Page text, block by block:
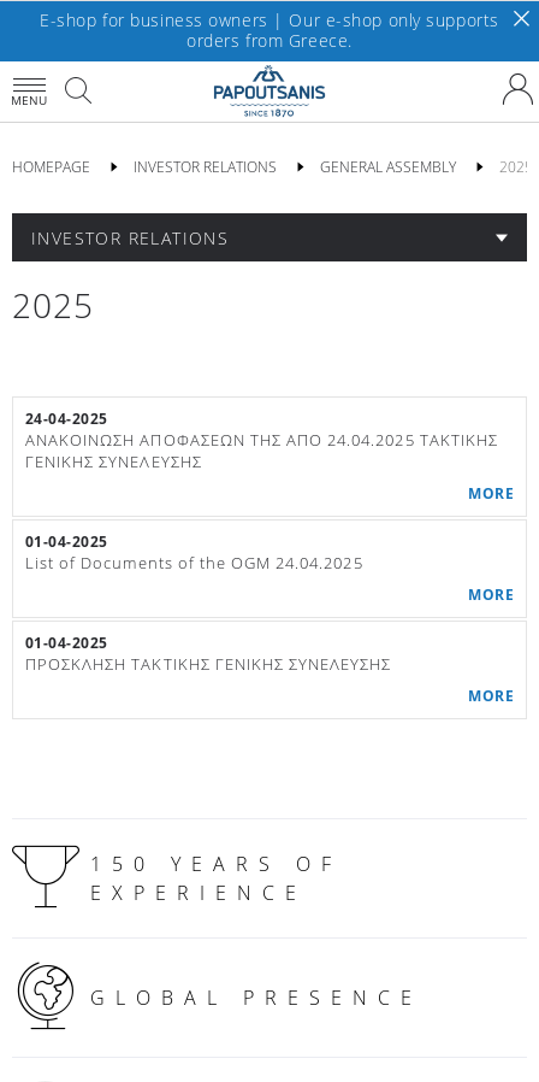
E-shop for business owners | Our e-shop only supports
orders from Greece.
MENU
HOMEPAGE INVESTOR RELATIONS GENERAL ASSEMBLY 2025
INVESTOR RELATIONS
2025
24-04-2025
ΑΝΑΚΟΙΝΩΣΗ ΑΠΟΦΑΣΕΩΝ ΤΗΣ ΑΠΟ 24.04.2025 ΤΑΚΤΙΚΗΣ
ΓΕΝΙΚΗΣ ΣΥΝΕΛΕΥΣΗΣ
MORE
01-04-2025
List of Documents of the OGM 24.04.2025
MORE
01-04-2025
ΠΡΟΣΚΛΗΣΗ ΤΑΚΤΙΚΗΣ ΓΕΝΙΚΗΣ ΣΥΝΕΛΕΥΣΗΣ
MORE
150 YEARS OF
EXPERIENCE
GLOBAL PRESENCE